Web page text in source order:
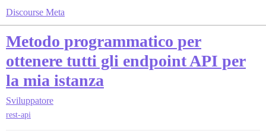
Discourse Meta
Metodo programmatico per
ottenere tutti gli endpoint API per
la mia istanza
Sviluppatore
rest-api